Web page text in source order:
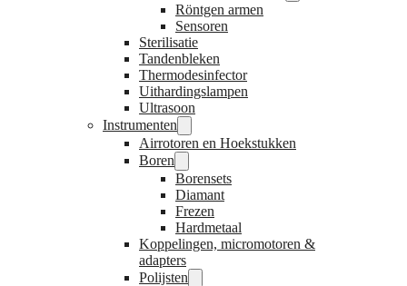
Röntgen armen
Sensoren
Sterilisatie
Tandenbleken
Thermodesinfector
Uithardingslampen
Ultrasoon
Instrumenten
Airrotoren en Hoekstukken
Boren
Borensets
Diamant
Frezen
Hardmetaal
Koppelingen, micromotoren &
adapters
Polijsten